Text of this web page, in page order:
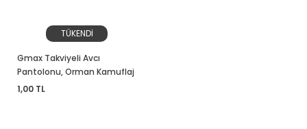
TÜKENDİ
Gmax Takviyeli Avcı
Pantolonu, Orman Kamuflaj
1,00 TL